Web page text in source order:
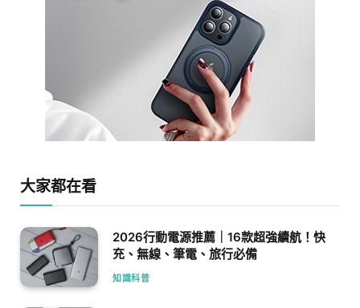
大家都在看
2026行動電源推薦｜16款超強續航！快
充、無線、筆電、旅行必備
知識科普